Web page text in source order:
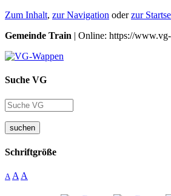
Zum Inhalt, zur Navigation oderzur
Gemeinde Train | Online: https://
Suche VG
suchen
Schriftgröße
A A A